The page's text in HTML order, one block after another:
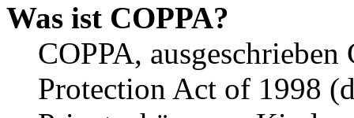
Was ist COPPA?
COPPA,
Protection Act of 1998